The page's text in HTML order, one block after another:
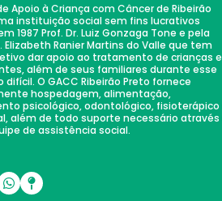
Apoio à Criança com Câncer de Ribeirão
instituição social sem fins lucrativos
1987 Prof. Dr. Luiz Gonzaga Tone e pela
Elizabeth Ranier Martins do Valle que tem
dar apoio ao tratamento de crianças e
além de seus familiares durante esse
O GACC Ribeirão Preto fornece
hospedagem, alimentação,
psicológico, odontológico, fisioterápico
além de todo suporte necessário através
de assistência social.